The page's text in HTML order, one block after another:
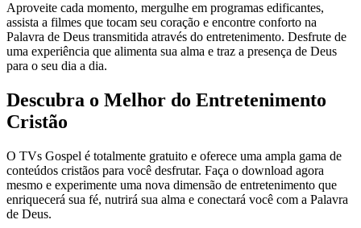
Aproveite cada momento, mergulhe em programas edificantes,
assista a filmes que tocam seu coração e encontre conforto na
Palavra de Deus transmitida através do entretenimento. Desfrute de
uma experiência que alimenta sua alma e traz a presença de Deus
para o seu dia a dia.
Descubra o Melhor do Entretenimento
Cristão
O TVs Gospel é totalmente gratuito e oferece uma ampla gama de
conteúdos cristãos para você desfrutar. Faça o download agora
mesmo e experimente uma nova dimensão de entretenimento que
enriquecerá sua fé, nutrirá sua alma e conectará você com a Palavra
de Deus.